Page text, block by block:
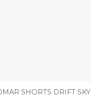
SHORTS DRIFT SKY